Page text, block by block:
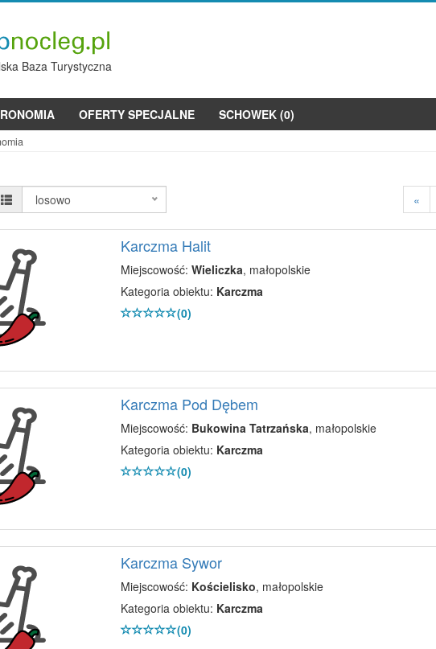
Baza Turystyczna
OFERTY SPECJALNE SCHOWEK (0)
losowo «
Karczma Halit
Miejscowość: Wieliczka, małopolskie
Kategoria obiektu: Karczma
(0)
Karczma Pod Dębem
Miejscowość: Bukowina Tatrzańska, małopolskie
Kategoria obiektu: Karczma
(0)
Karczma Sywor
Miejscowość: Kościelisko, małopolskie
Kategoria obiektu: Karczma
(0)